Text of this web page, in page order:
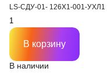
LS-СДУ-01- 126Х1-001-УХЛ1
В наличии
В корзину